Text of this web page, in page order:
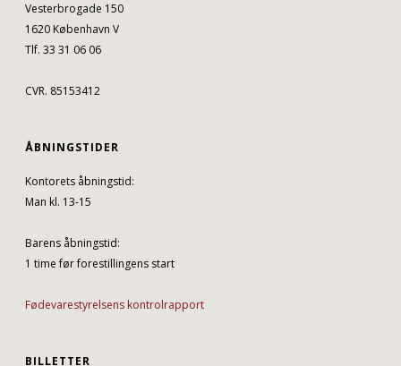
Vesterbrogade 150
1620 København V
Tlf. 33 31 06 06
CVR. 85153412
ÅBNINGSTIDER
Kontorets åbningstid:
Man kl. 13-15
Barens åbningstid:
1 time før forestillingens start
Fødevarestyrelsens kontrolrapport
BILLETTER